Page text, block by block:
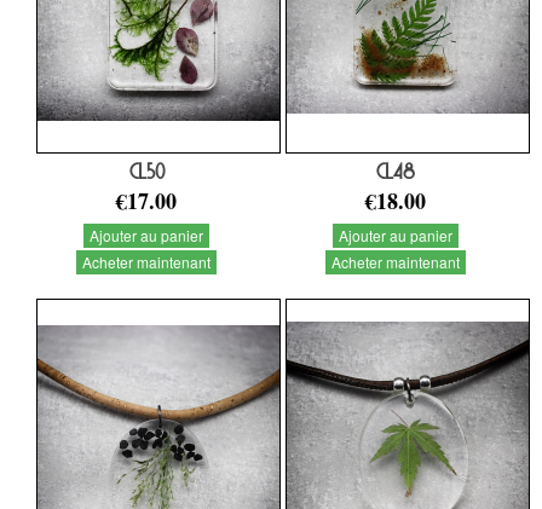
CL50
€17.00
Ajouter au panier
Acheter maintenant
CL48
€18.00
Ajouter au panier
Acheter maintenant